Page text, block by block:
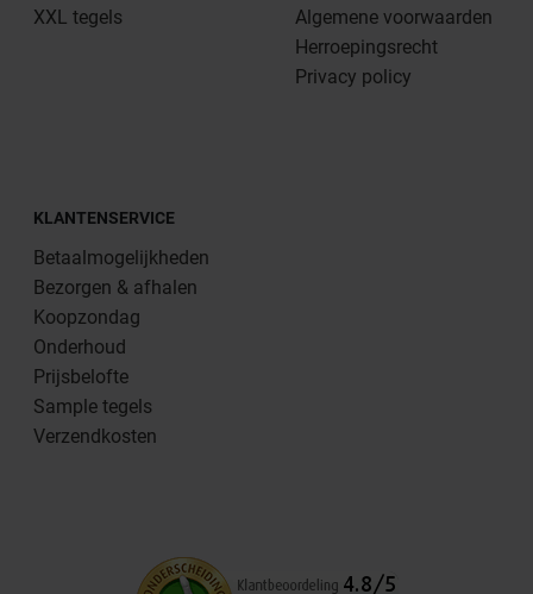
XXL tegels
Algemene voorwaarden
Herroepingsrecht
Privacy policy
KLANTENSERVICE
Betaalmogelijkheden
Bezorgen & afhalen
Koopzondag
Onderhoud
Prijsbelofte
Sample tegels
Verzendkosten